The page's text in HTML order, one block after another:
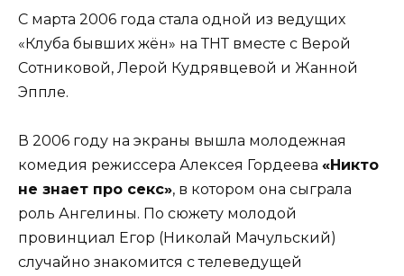
С марта 2006 года стала одной из ведущих
«Клуба бывших жён» на ТНТ вместе с Верой
Сотниковой, Лерой Кудрявцевой и Жанной
Эппле.
В 2006 году на экраны вышла молодежная
комедия режиссера Алексея Гордеева «Никто
не знает про секс», в котором она сыграла
роль Ангелины. По сюжету молодой
провинциал Егор (Николай Мачульский)
случайно знакомится с телеведущей